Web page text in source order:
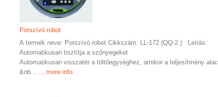
Porszívó robot
A termék neve: Porszívó robot Cikkszám: LL-172 (QQ-2 ) Leírás:
Automatikusan tisztítja a szőnyegeket
Automatikusan visszatér a töltőegységhez, amikor a teljesítmény
&nb...
... more info